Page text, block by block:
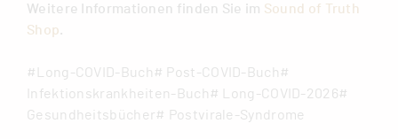
Weitere Informationen finden Sie im Sound of Truth
Shop.
#Long-COVID-Buch # Post-COVID-Buch #
Infektionskrankheiten-Buch # Long-COVID-2026#
Gesundheitsbücher# Postvirale-Syndrome